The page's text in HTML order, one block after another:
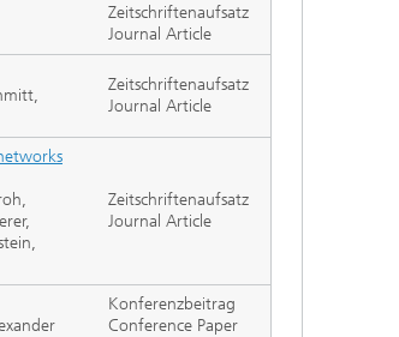
Zeitschriftenaufsatz
Journal Article
Zeitschriftenaufsatz
Journal Article
Zeitschriftenaufsatz
Journal Article
Konferenzbeitrag
Conference Paper